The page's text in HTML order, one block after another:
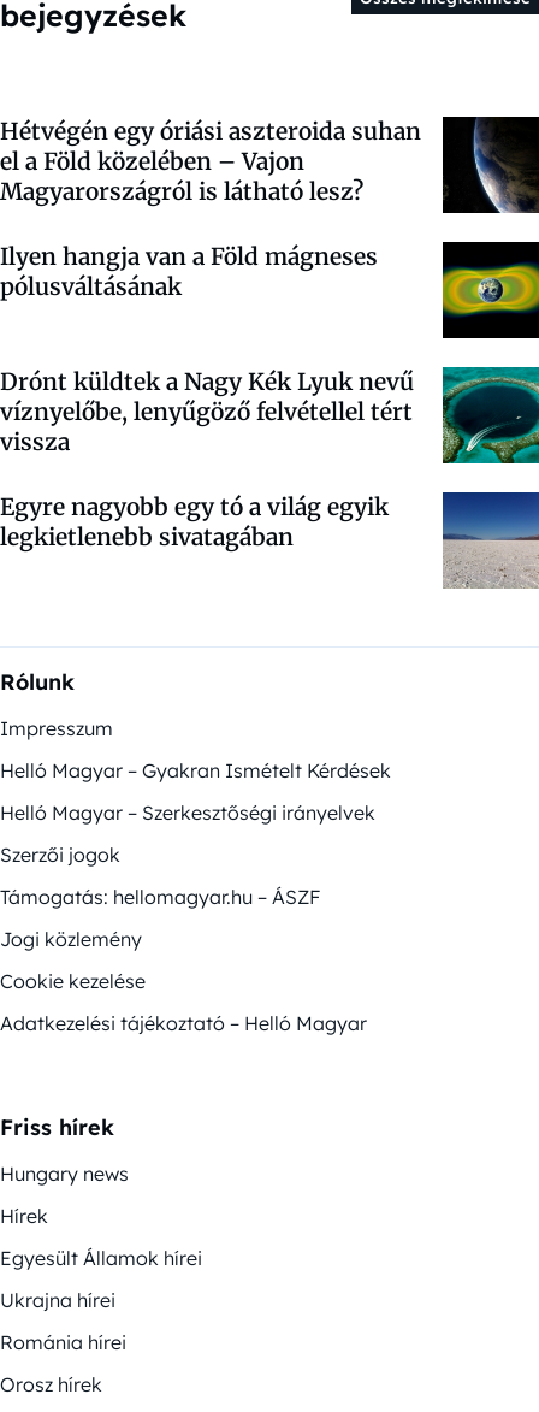
bejegyzések
Hétvégén egy óriási aszteroida suhan
el a Föld közelében – Vajon
Magyarországról is látható lesz?
Ilyen hangja van a Föld mágneses
pólusváltásának
Drónt küldtek a Nagy Kék Lyuk nevű
víznyelőbe, lenyűgöző felvétellel tért
vissza
Egyre nagyobb egy tó a világ egyik
legkietlenebb sivatagában
Rólunk
Impresszum
Helló Magyar – Gyakran Ismételt Kérdések
Helló Magyar – Szerkesztőségi irányelvek
Szerzői jogok
Támogatás: hellomagyar.hu – ÁSZF
Jogi közlemény
Cookie kezelése
Adatkezelési tájékoztató – Helló Magyar
Friss hírek
Hungary news
Hírek
Egyesült Államok hírei
Ukrajna hírei
Románia hírei
Orosz hírek